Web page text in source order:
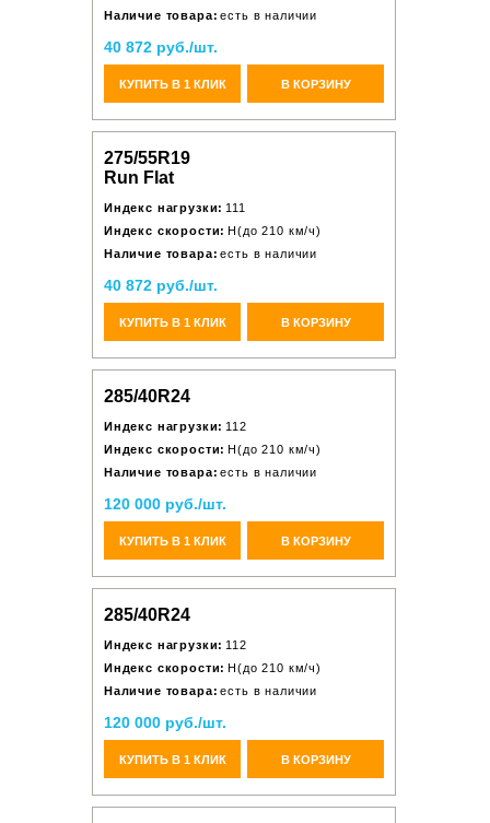
Наличие товара: есть в наличии
40 872 руб./шт.
КУПИТЬ В 1 КЛИК В КОРЗИНУ
275/55R19
Run Flat
Индекс нагрузки: 111
Индекс скорости: H(до 210 км/ч)
Наличие товара: есть в наличии
40 872 руб./шт.
КУПИТЬ В 1 КЛИК В КОРЗИНУ
285/40R24
Индекс нагрузки: 112
Индекс скорости: H(до 210 км/ч)
Наличие товара: есть в наличии
120 000 руб./шт.
КУПИТЬ В 1 КЛИК В КОРЗИНУ
285/40R24
Индекс нагрузки: 112
Индекс скорости: H(до 210 км/ч)
Наличие товара: есть в наличии
120 000 руб./шт.
КУПИТЬ В 1 КЛИК В КОРЗИНУ